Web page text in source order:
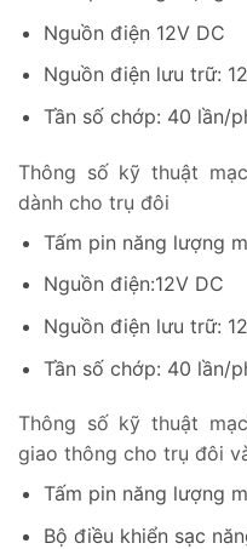
Nguồn điện 12V DC
Nguồn điện lưu trữ:
Tần số chớp: 40 lần/
Thông số kỹ thuật
dành cho trụ đôi
Tấm pin năng lượng
Nguồn điện:12V DC
Nguồn điện lưu trữ:
Tần số chớp: 40 lần/
Thông số kỹ thuật
giao thông cho trụ đôi
Tấm pin năng lượng
Bộ điều khiển sạc